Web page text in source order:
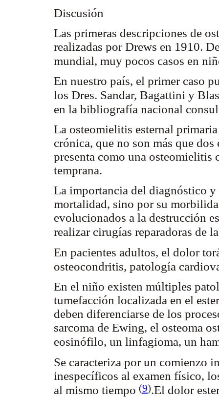
Discusión
Las primeras descripciones de
realizadas por Drews en 1910.
mundial, muy pocos casos en
En nuestro país, el primer caso
los Dres. Sandar, Bagattini y
en la bibliografía nacional
La osteomielitis esternal
crónica, que no son más que
presenta como una osteomielitis
temprana.
La importancia del diagnóstico y
mortalidad, sino por su
evolucionados a la destrucción
realizar cirugías reparadoras de
En pacientes adultos, el dolor
osteocondritis, patología
En el niño existen múltiples
tumefacción localizada en el
deben diferenciarse de los
sarcoma de Ewing, el osteoma
eosinófilo, un linfagioma, un
Se caracteriza por un comienzo
inespecíficos al examen físico,
al mismo tiempo (9).El dolor